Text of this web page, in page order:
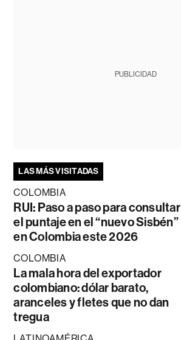
PUBLICIDAD
LAS MÁS VISITADAS
COLOMBIA
RUI: Paso a paso para consultar
el puntaje en el “nuevo Sisbén”
en Colombia este 2026
COLOMBIA
La mala hora del exportador
colombiano: dólar barato,
aranceles y fletes que no dan
tregua